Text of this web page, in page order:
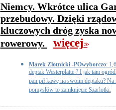
Niemcy. Wkrótce ulica
przebudowy. Dzięki
kluczowych dróg zyska
rowerowy.
więcej>>
Marek Złotnicki -POwyborczo:
deptak Westerplatte ? I jak tam
pan pił kawę na swoim deptaku?
pomysłów to zamknięcie Szarlotki.